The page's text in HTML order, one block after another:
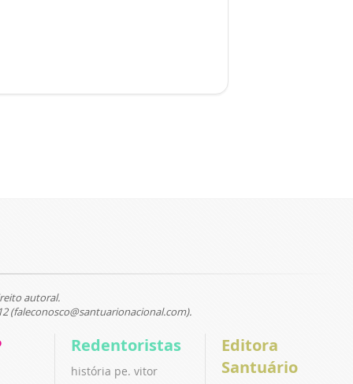
autoral.
(faleconosco@santuarionacional.com).
Redentoristas
história pe. vitor
Editora
Santuário